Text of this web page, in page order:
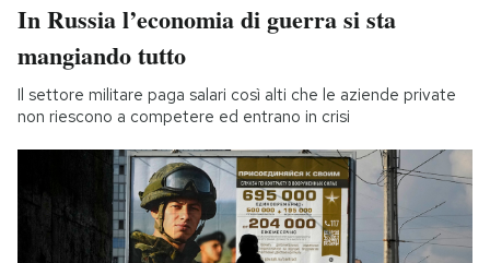
In Russia l’economia di guerra si sta
mangiando tutto
Il settore militare paga salari così alti che le aziende private
non riescono a competere ed entrano in crisi